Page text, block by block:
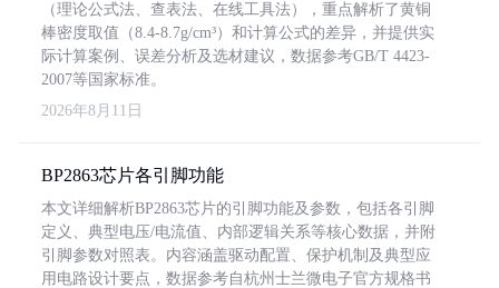
（理论公式法、查表法、在线工具法），重点解析了黄铜
棒密度取值（8.4-8.7g/cm³）和计算公式的差异，并提供实
际计算案例、误差分析及选材建议，数据参考GB/T 4423-
2007等国家标准。
2026年8月11日
BP2863芯片各引脚功能
本文详细解析BP2863芯片的引脚功能及参数，包括各引脚
定义、典型电压/电流值、内部逻辑关系等核心数据，并附
引脚参数对照表。内容涵盖驱动配置、保护机制及典型应
用电路设计要点，数据参考自杭州士兰微电子官方规格书